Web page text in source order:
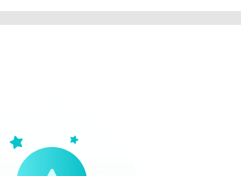
Равномерно нанести достаточное